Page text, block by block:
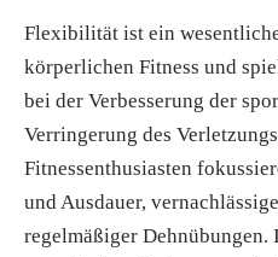
Flexibilität ist ein
körperlichen Fitness und
bei der Verbesserung der
Verringerung des
Fitnessenthusiasten
und Ausdauer,
regelmäßiger